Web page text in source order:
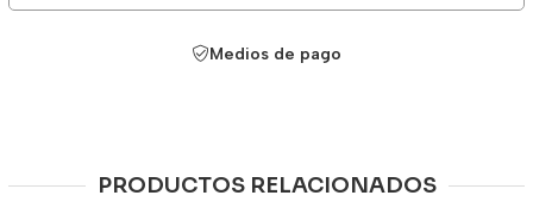
Medios de pago
PRODUCTOS RELACIONADOS